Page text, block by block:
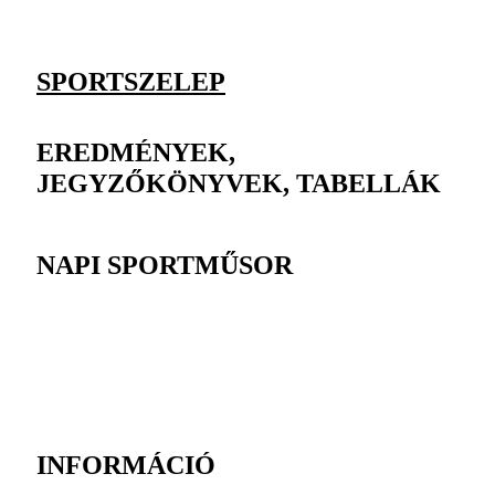
SPORTSZELEP
EREDMÉNYEK,
JEGYZŐKÖNYVEK, TABELLÁK
NAPI SPORTMŰSOR
INFORMÁCIÓ